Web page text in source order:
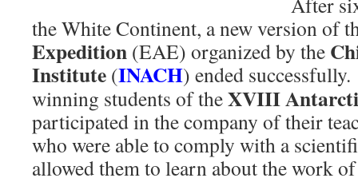
the White Continent, a new version of
Expedition (EAE) organized by the
Institute (INACH) ended
winning students of theXVIII
participated in the company of their
who were able to comply with a
allowed them to learn about the work